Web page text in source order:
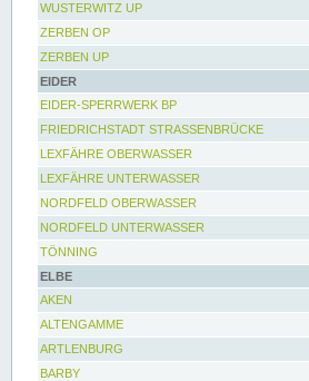
WUSTERWITZ UP
ZERBEN OP
ZERBEN UP
EIDER
EIDER-SPERRWERK BP
FRIEDRICHSTADT STRASSENBRÜCKE
LEXFÄHRE OBERWASSER
LEXFÄHRE UNTERWASSER
NORDFELD OBERWASSER
NORDFELD UNTERWASSER
TÖNNING
ELBE
AKEN
ALTENGAMME
ARTLENBURG
BARBY